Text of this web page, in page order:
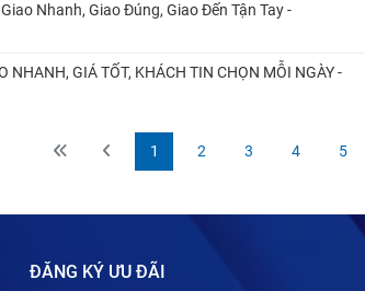
Nhanh, Giao Đúng, Giao Đến Tận Tay -
NHANH, GIÁ TỐT, KHÁCH TIN CHỌN MỖI NGÀY -
1 2 3 4 5
ĐĂNG KÝ ƯU ĐÃI